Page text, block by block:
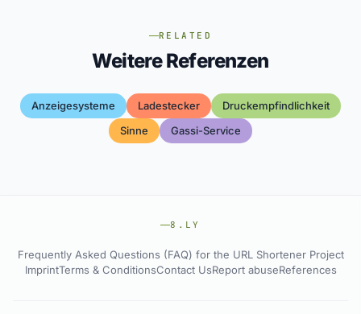
RELATED
Weitere Referenzen
Anzeigesysteme Ladestecker
Druckempfindlichkeit
Sinne
Gassi-Service
8.LY
Frequently Asked Questions (FAQ) for the URL Shortener Project
ImprintTerms & ConditionsContact UsReport abuseReferences